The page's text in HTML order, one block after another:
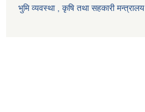
भुमि व्यवस्था , कृषि तथा सहकारी मन्त्रालय